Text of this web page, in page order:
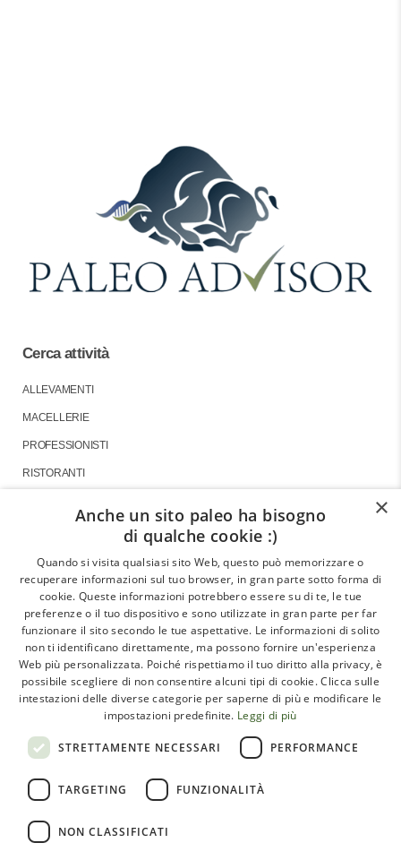
Cerca attività
ALLEVAMENTI
MACELLERIE
PROFESSIONISTI
RISTORANTI
GLI ARTICOLI
LE INTERVISTE
CHI SIAMO
CONTATTI
Paleoadvisor.net è un progetto di Francesca Pietrobon e
(RM) Italy – C.F. PTRFNC91T67l407X
×
Anche un sito paleo ha bisogno
di qualche cookie :)
Quando si visita qualsiasi sito Web, questo può memorizzare o
recuperare informazioni sul tuo browser, in gran parte sotto forma di
cookie. Queste informazioni potrebbero essere su di te, le tue
preferenze o il tuo dispositivo e sono utilizzate in gran parte per far
funzionare il sito secondo le tue aspettative. Le informazioni di solito
non ti identificano direttamente, ma possono fornire un'esperienza
Web più personalizzata. Poiché rispettiamo il tuo diritto alla privacy, è
possibile scegliere di non consentire alcuni tipi di cookie. Clicca sulle
intestazioni delle diverse categorie per saperne di più e modificare le
impostazioni predefinite. Leggi di più
STRETTAMENTE NECESSARI PERFORMANCE
TARGETING FUNZIONALITÀ
NON CLASSIFICATI